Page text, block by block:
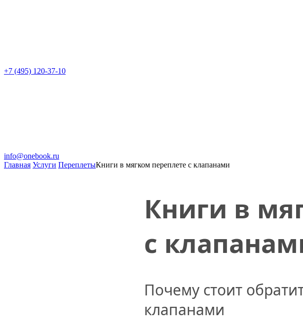
+7 (495) 120-37-10
info@onebook.ru
Главная Услуги ПереплетыКниги в мягком переплете с клапанами
Книги в
с
Почему стоит
клапанами